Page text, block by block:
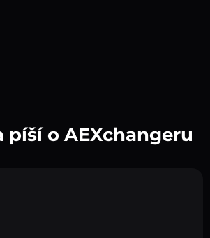
píší o AEXchangeru